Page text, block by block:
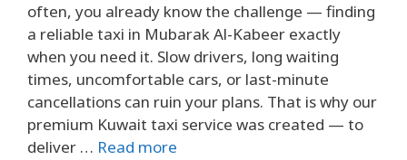
often, you already know the challenge — finding
a reliable taxi in Mubarak Al-Kabeer exactly
when you need it. Slow drivers, long waiting
times, uncomfortable cars, or last-minute
cancellations can ruin your plans. That is why our
premium Kuwait taxi service was created — to
deliver … Read more